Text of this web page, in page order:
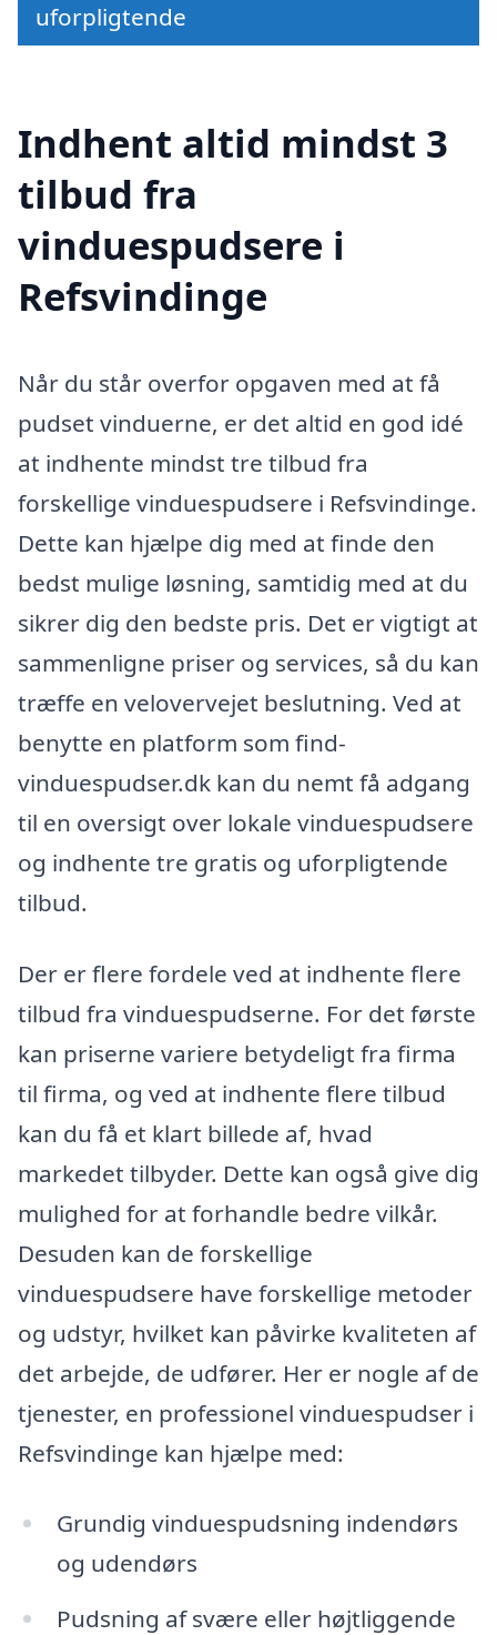
uforpligtende
Indhent altid mindst 3
tilbud fra
vinduespudsere i
Refsvindinge
Når du står overfor opgaven med at få
pudset vinduerne, er det altid en god idé
at indhente mindst tre tilbud fra
forskellige vinduespudsere i Refsvindinge.
Dette kan hjælpe dig med at finde den
bedst mulige løsning, samtidig med at du
sikrer dig den bedste pris. Det er vigtigt at
sammenligne priser og services, så du kan
træffe en velovervejet beslutning. Ved at
benytte en platform som find-
vinduespudser.dk kan du nemt få adgang
til en oversigt over lokale vinduespudsere
og indhente tre gratis og uforpligtende
tilbud.
Der er flere fordele ved at indhente flere
tilbud fra vinduespudserne. For det første
kan priserne variere betydeligt fra firma
til firma, og ved at indhente flere tilbud
kan du få et klart billede af, hvad
markedet tilbyder. Dette kan også give dig
mulighed for at forhandle bedre vilkår.
Desuden kan de forskellige
vinduespudsere have forskellige metoder
og udstyr, hvilket kan påvirke kvaliteten af
det arbejde, de udfører. Her er nogle af de
tjenester, en professionel vinduespudser i
Refsvindinge kan hjælpe med:
Grundig vinduespudsning indendørs
og udendørs
Pudsning af svære eller højtliggende